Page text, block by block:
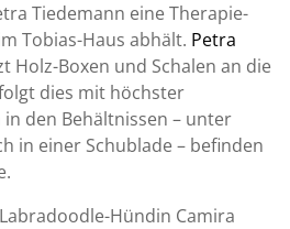
Tiedemann eine Therapie-
Tobias-Haus abhält. Petra
Holz-Boxen und Schalen an die
dies mit höchster
den Behältnissen – unter
in einer Schublade – befinden
Hündin Camira